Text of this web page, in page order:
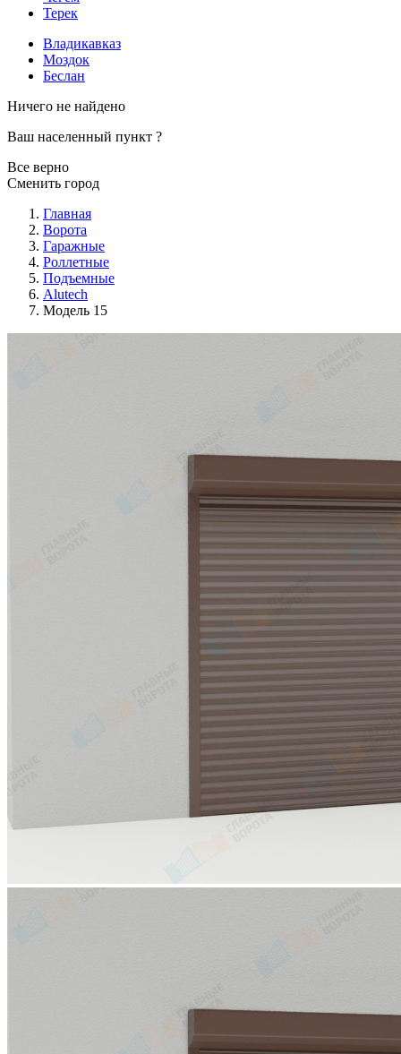
Терек
Владикавказ
Моздок
Беслан
Ничего не найдено
Ваш населенный пункт ?
Все верно
Сменить город
Главная
Ворота
Гаражные
Роллетные
Подъемные
Alutech
Модель 15